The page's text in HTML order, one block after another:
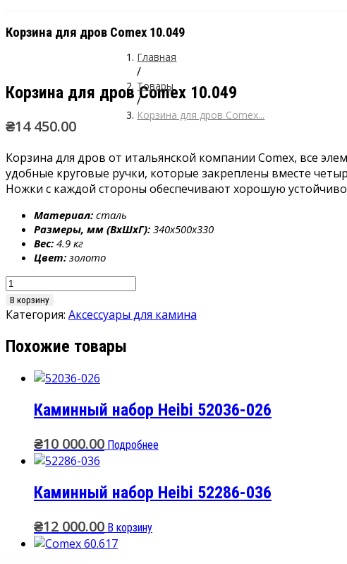
Главная
/
Товары
/
Корзина для дров Comex...
Корзина для дров Comex 10.049
Корзина для дров Comex 10.049
₴14 450.00
Корзина для дров от итальянской компании Comex, все
удобные круговые ручки, которые закреплены вместе
Ножки с каждой стороны обеспечивают хорошую
Материал: сталь
Размеры, мм (ВхШхГ): 340х500х330
Вес: 4.9 кг
Цвет: золото
Количество
товара
Корзина
дров
10.049
В корзину
Категория: Аксессуары для камина
Похожие товары
Каминный набор Heibi 52036-026
₴10 000.00 Подробнее
Каминный набор Heibi 52286-036
₴12 000.00 В корзину